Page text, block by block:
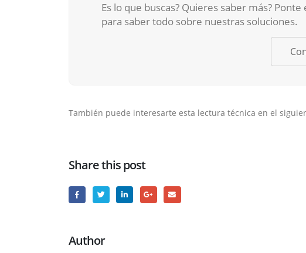
Es lo que buscas? Quieres saber más?
para saber todo sobre nuestras soluciones.
También puede interesarte esta lectura técnica en el
Share this post
Author